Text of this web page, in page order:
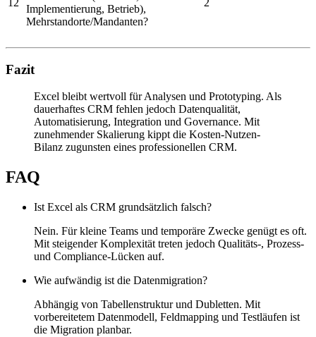
12
Implementierung, Betrieb),
Mehrstandorte/Mandanten?
2
Fazit
Excel bleibt wertvoll für Analysen und Prototyping. Als
dauerhaftes CRM fehlen jedoch Datenqualität,
Automatisierung, Integration und Governance. Mit
zunehmender Skalierung kippt die Kosten-Nutzen-
Bilanz zugunsten eines professionellen CRM.
FAQ
Ist Excel als CRM grundsätzlich falsch?
Nein. Für kleine Teams und temporäre Zwecke genügt es oft.
Mit steigender Komplexität treten jedoch Qualitäts-, Prozess-
und Compliance-Lücken auf.
Wie aufwändig ist die Datenmigration?
Abhängig von Tabellenstruktur und Dubletten. Mit
vorbereitetem Datenmodell, Feldmapping und Testläufen ist
die Migration planbar.